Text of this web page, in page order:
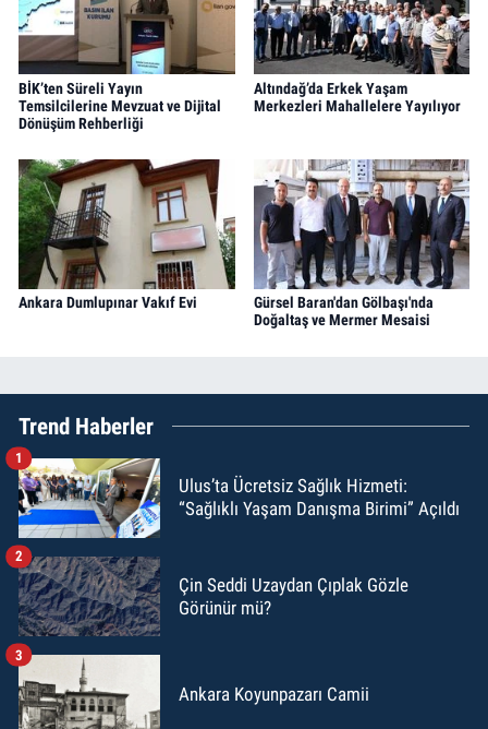
BİK’ten Süreli Yayın
Temsilcilerine Mevzuat ve Dijital
Dönüşüm Rehberliği
Altındağ’da Erkek Yaşam
Merkezleri Mahallelere Yayılıyor
Ankara Dumlupınar Vakıf Evi
Gürsel Baran'dan Gölbaşı'nda
Doğaltaş ve Mermer Mesaisi
Trend Haberler
Ulus’ta Ücretsiz Sağlık Hizmeti:
“Sağlıklı Yaşam Danışma Birimi” Açıldı
1
Çin Seddi Uzaydan Çıplak Gözle
Görünür mü?
2
Ankara Koyunpazarı Camii
3